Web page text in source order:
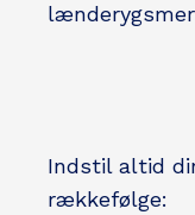
Indstil altid
rækkefølge: